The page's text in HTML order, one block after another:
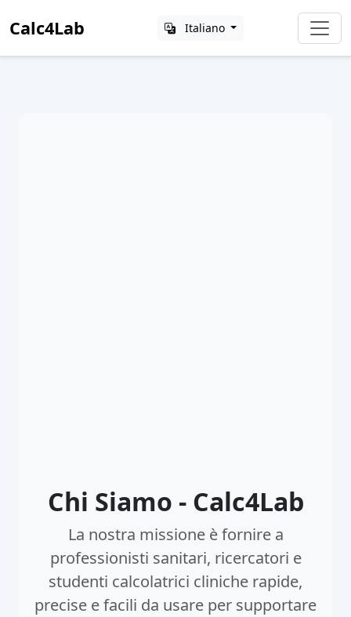
Calc4Lab Italiano
Chi Siamo - Calc4Lab
La nostra missione è fornire a
professionisti sanitari, ricercatori e
studenti calcolatrici cliniche rapide,
precise e facili da usare per supportare